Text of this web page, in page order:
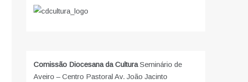
Comissão Diocesana da CulturaSeminário de
Aveiro – Centro Pastoral Av. João Jacinto